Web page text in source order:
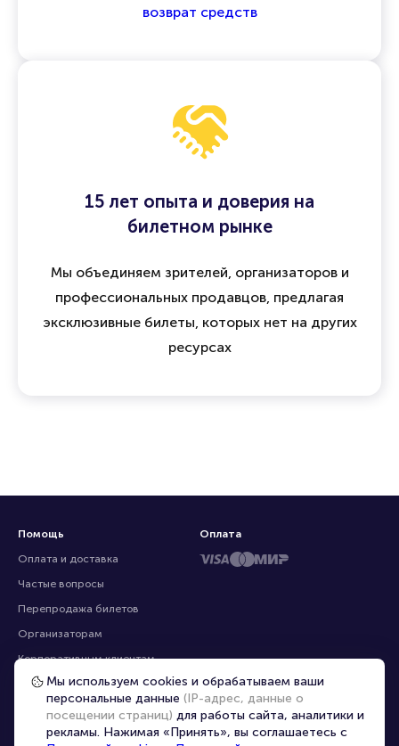
возврат средств
15 лет опыта и доверия на
билетном рынке
Мы объединяем зрителей, организаторов и
профессиональных продавцов, предлагая
эксклюзивные билеты, которых нет на других
ресурсах
Помощь
Оплата и доставка
Частые вопросы
Перепродажа билетов
Организаторам
Корпоративным клиентам
VIP-билеты
Условия использования
Персональные данные
8-800-500-42-62
Оплата
Мы используем cookies и обрабатываем ваши
персональные данные (IP-адрес, данные о
посещении страниц) для работы сайта, аналитики и
рекламы. Нажимая «Принять», вы соглашаетесь с